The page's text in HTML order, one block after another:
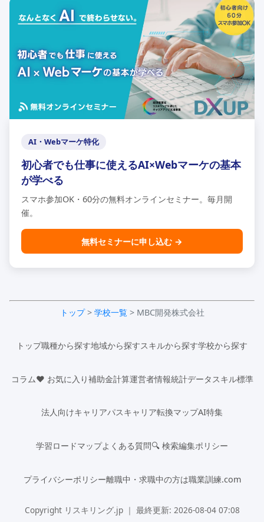
AI・Webマーケ特化
初心者でも仕事に使えるAI×Webマーケの基本
が学べる
スマホ参加OK・60分の無料オンラインセミナー。毎月開
催。
無料セミナーに申し込む →
トップ> 学校一覧> MBC開発株式会社
トップ職種から探す地域から探すスキルから探す学校から探す
コラム♥ お気に入り補助金計算運営者情報統計データ スキル標準
法人向けキャリアパスキャリア転換マップAI特集
学習ロードマップよくある質問🔍 検索編集ポリシー
プライバシーポリシー離職中・求職中の方は職業訓練.com
Copyright リスキリング.jp ｜ 最終更新: 2026-08-04 07:08